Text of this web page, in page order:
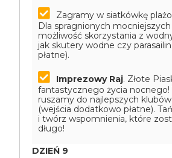
Zagramy w siatkówkę
Dla spragnionych mocniejszych
możliwość skorzystania z
jak skutery wodne czy
płatne).
Imprezowy Raj. Złote
fantastycznego życia nocnego!
ruszamy do najlepszych
(wejścia dodatkowo płatne).
i twórz wspomnienia, które
długo!
DZIEŃ 9